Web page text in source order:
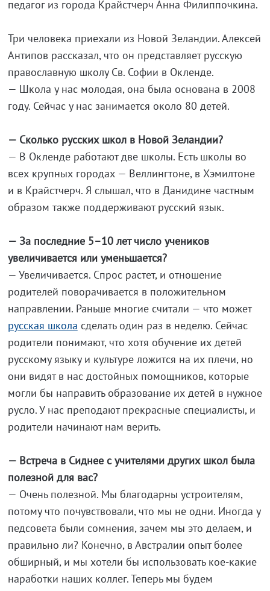
педагог из города Крайстчерч Анна Филиппочкина.
Три человека приехали из Новой Зеландии. Алексей
Антипов рассказал, что он представляет русскую
православную школу Св. Софии в Окленде.
— Школа у нас молодая, она была основана в 2008
году. Сейчас у нас занимается около 80 детей.
— Сколько русских школ в Новой Зеландии?
— В Окленде работают две школы. Есть школы во
всех крупных городах — Веллингтоне, в Хэмилтоне
и в Крайстчерч. Я слышал, что в Данидине частным
образом также поддерживают русский язык.
— За последние 5–10 лет число учеников
увеличивается или уменьшается?
— Увеличивается. Спрос растет, и отношение
родителей поворачивается в положительном
направлении. Раньше многие считали — что может
русская школа сделать один раз в неделю. Сейчас
родители понимают, что хотя обучение их детей
русскому языку и культуре ложится на их плечи, но
они видят в нас достойных помощников, которые
могли бы направить образование их детей в нужное
русло. У нас преподают прекрасные специалисты, и
родители начинают нам верить.
— Встреча в Сиднее с учителями других школ была
полезной для вас?
— Очень полезной. Мы благодарны устроителям,
потому что почувствовали, что мы не одни. Иногда у
педсовета были сомнения, зачем мы это делаем, и
правильно ли? Конечно, в Австралии опыт более
обширный, и мы хотели бы использовать кое-какие
наработки наших коллег. Теперь мы будем